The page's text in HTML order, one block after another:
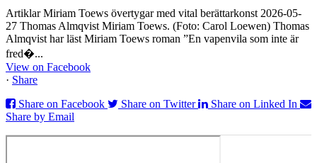
Artiklar Miriam Toews övertygar med vital berättarkonst 2026-05-
27 Thomas Almqvist Miriam Toews. (Foto: Carol Loewen) Thomas
Almqvist har läst Miriam Toews roman ”En vapenvila som inte är
fred�...
View on Facebook
· Share
Share on Facebook
Share on Twitter
Share on Linked In
Share by Email